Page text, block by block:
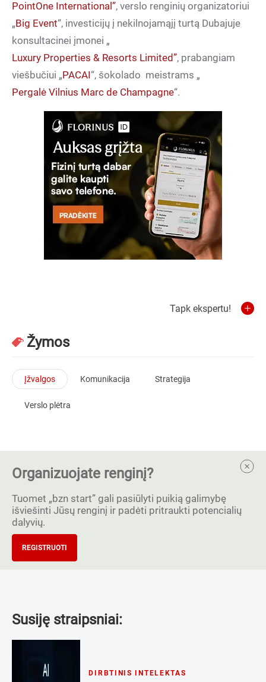
PointOne International”, verslo renginių organizatoriui
„Big Event“, investicijų į nekilnojamąjį turtą Dubajuje
konsultacinei įmonei „
Luxury Properties & Resorts Limited”, prabangiam
viešbučiui „PACAI“, šokolado meistrams „
Pergalė Vilnius Marc de Champagne“.
Tapk ekspertu!
Žymos
Įžvalgos Komunikacija Strategija
Verslo plėtra
Organizuojate renginį?
Tuomet „bzn start” gali pasiūlyti puikią galimybę
išviešinti Jūsų renginį ir padėti pritraukti potencialių
dalyvių.
REGISTRUOTI
Susiję straipsniai:
DIRBTINIS INTELEKTAS